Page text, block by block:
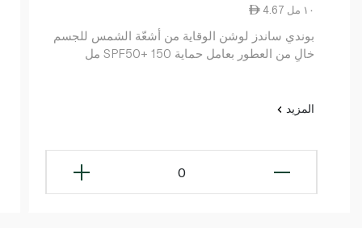
4.67 ١٠ مل
بوندي ساندز لوشن الوقاية من أشعّة الشمس للجسم
خالٍ من العطور بعامل حماية SPF50+ 150 مل
المزيد
0